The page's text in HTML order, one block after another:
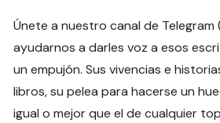
Únete a nuestro canal de Telegram
ayudarnos a darles voz a esos
un empujón. Sus vivencias e
libros, su pelea para hacerse un
igual o mejor que el de cualquier